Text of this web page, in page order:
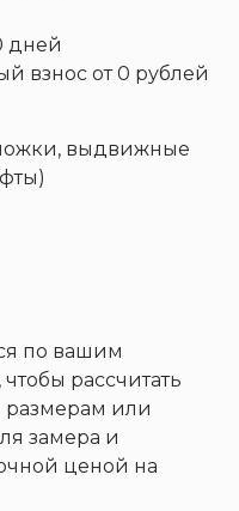
дней
взнос от 0 рублей
выдвижные
по вашим
рассчитать
размерам или
замера и
ценой на